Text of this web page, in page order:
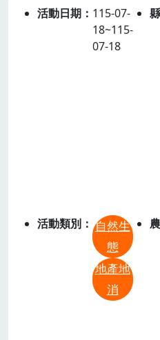
活動日期
115-07-
18~115-
07-18
活動類別
自然生
態
地產地
消